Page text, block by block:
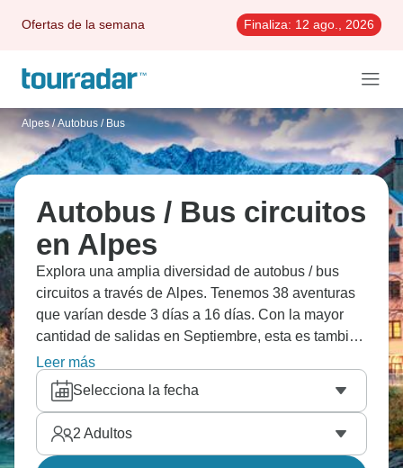
Ofertas de la semana Finaliza: 12 ago., 2026
Alpes / Autobus / Bus
Autobus / Bus circuitos
en Alpes
Explora una amplia diversidad de autobus / bus
circuitos a través de Alpes. Tenemos 38 aventuras
que varían desde 3 días a 16 días. Con la mayor
cantidad de salidas en Septiembre, esta es también
la época más popular del año.
Leer más
Selecciona la fecha
2 Adultos